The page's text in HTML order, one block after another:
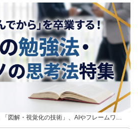
「図解・視覚化の技術」、AIやフレームワ…